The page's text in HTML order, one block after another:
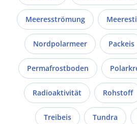
Meeresströmung
Nordpolarmeer Packeis
Permafrostboden
Radioaktivität Rohstoff
Treibeis Tundra